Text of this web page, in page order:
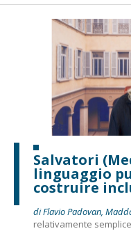
Salvatori
linguaggio
costruire
di Flavio Padovan,
relativamente